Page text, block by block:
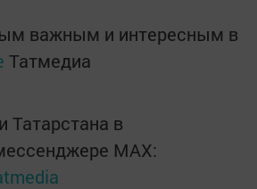
важным и интересным в
Татмедиа
Татарстана в
MАХ: